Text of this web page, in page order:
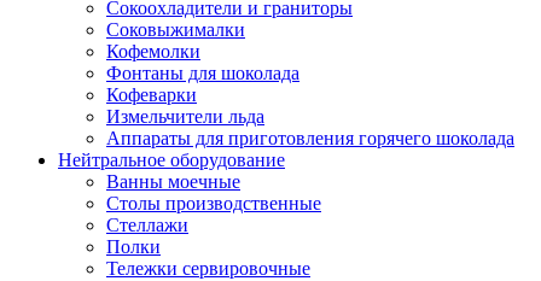
Сокоохладители и граниторы
Соковыжималки
Кофемолки
Фонтаны для шоколада
Кофеварки
Измельчители льда
Аппараты для приготовления горячего шоколада
Нейтральное оборудование
Ванны моечные
Столы производственные
Стеллажи
Полки
Тележки сервировочные